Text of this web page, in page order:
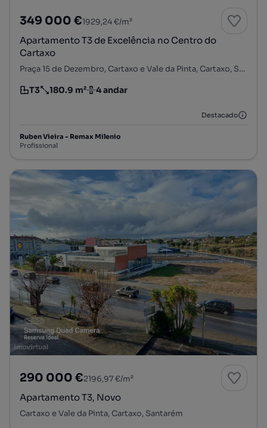
349 000 €1929,24 €/m²
Apartamento T3 de Excelência no Centro do
Cartaxo
Praça 15 de Dezembro, Cartaxo e Vale da Pinta, Cartaxo, Santarém
Tipologia
T3
Preço por metro quadrado
180.9 m²
Andar 4 andar
Destacado
Ruben Vieira - Remax Milenio
Profissional
290 000 €2196,97 €/m²
Apartamento T3, Novo
Cartaxo e Vale da Pinta, Cartaxo, Santarém